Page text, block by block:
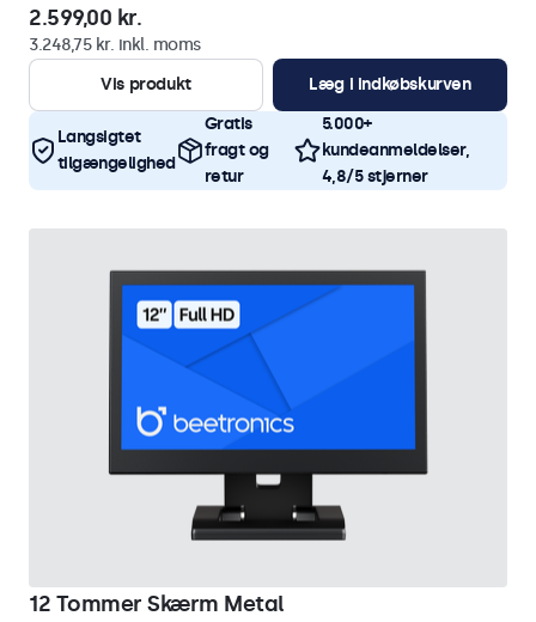
2.599,00 kr.
3.248,75 kr. inkl. moms
Vis produkt
Læg i indkøbskurven
Langsigtet
tilgængelighed
Gratis
fragt og
retur
5.000+
kundeanmeldelser,
4,8/5 stjerner
12 Tommer Skærm Metal